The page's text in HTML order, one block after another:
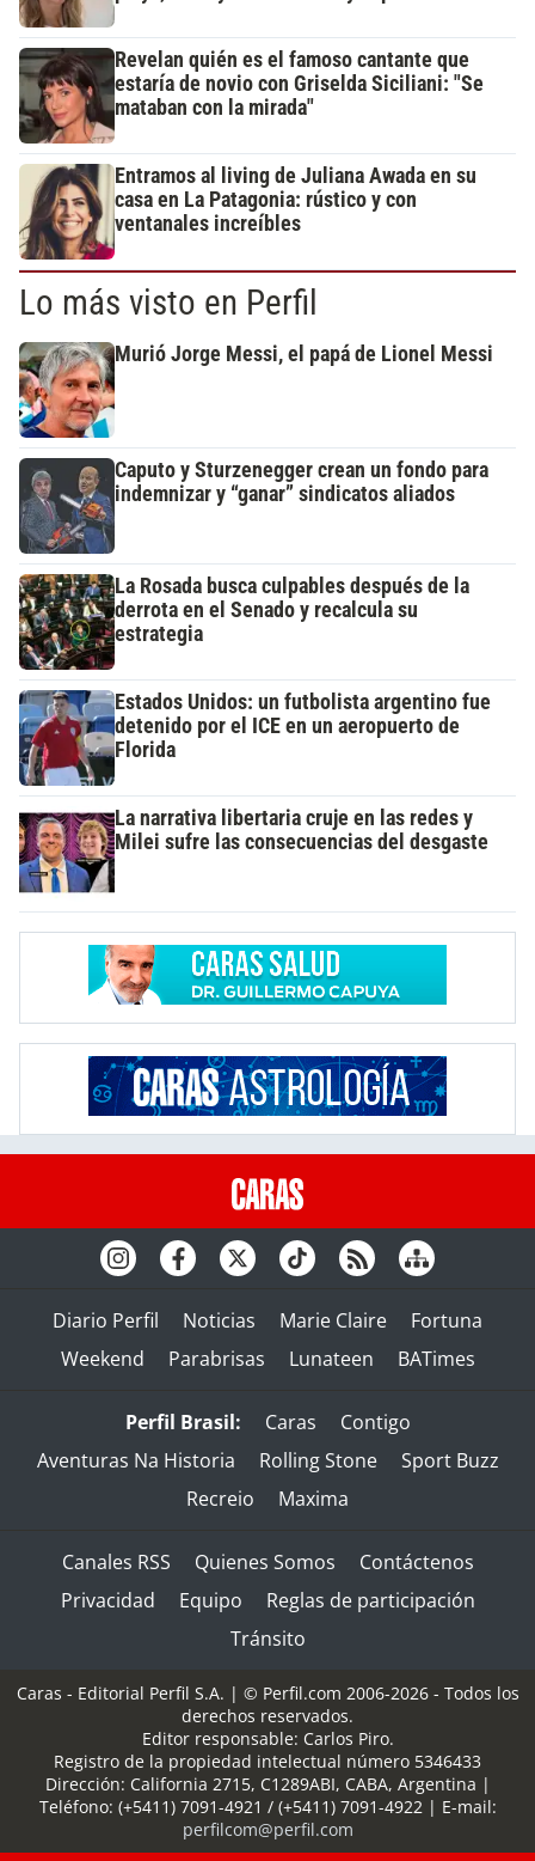
Revelan quién es el famoso cantante que
estaría de novio con Griselda Siciliani: "Se
mataban con la mirada"
Entramos al living de Juliana Awada en su
casa en La Patagonia: rústico y con
ventanales increíbles
Lo más visto en Perfil
Murió Jorge Messi, el papá de Lionel Messi
Caputo y Sturzenegger crean un fondo para
indemnizar y “ganar” sindicatos aliados
La Rosada busca culpables después de la
derrota en el Senado y recalcula su
estrategia
Estados Unidos: un futbolista argentino fue
detenido por el ICE en un aeropuerto de
Florida
La narrativa libertaria cruje en las redes y
Milei sufre las consecuencias del desgaste
Diario Perfil Noticias Marie Claire
Fortuna
Weekend
Parabrisas Lunateen BATimes
Perfil Brasil: Caras
Contigo
Aventuras Na Historia
Rolling Stone
Sport Buzz
Recreio
Maxima
Canales RSS Quienes Somos
Contáctenos
Privacidad
Equipo
Reglas de participación
Tránsito
Caras - Editorial Perfil S.A. | © Perfil.com 2006-2026 - Todos los
derechos reservados.
Editor responsable: Carlos Piro.
Registro de la propiedad intelectual número 5346433
Dirección: California 2715, C1289ABI, CABA, Argentina |
Teléfono: (+5411) 7091-4921 / (+5411) 7091-4922| E-mail:
perfilcom@perfil.com